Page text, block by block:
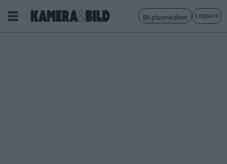
Bli plusmedlem Logga in